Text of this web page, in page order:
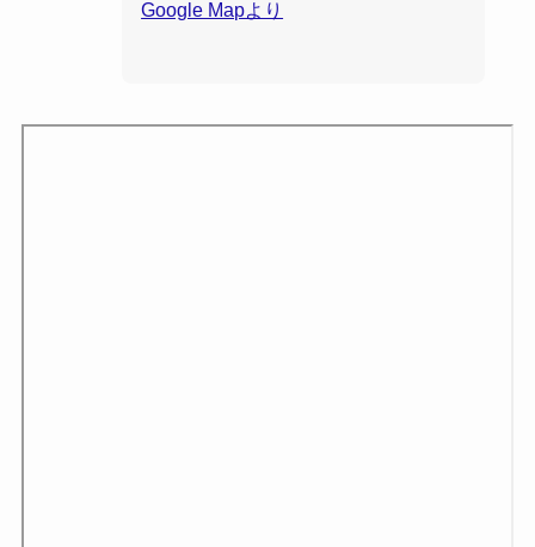
Google Mapより